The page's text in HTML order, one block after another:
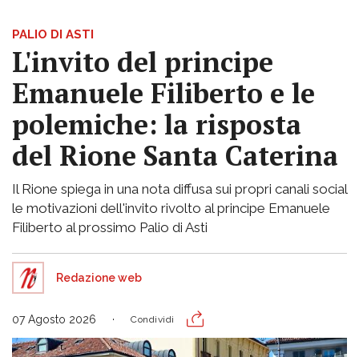
PALIO DI ASTI
L'invito del principe
Emanuele Filiberto e le
polemiche: la risposta
del Rione Santa Caterina
Il Rione spiega in una nota diffusa sui propri canali social
le motivazioni dell'invito rivolto al principe Emanuele
Filiberto al prossimo Palio di Asti
Redazione web
07 Agosto 2026 Condividi